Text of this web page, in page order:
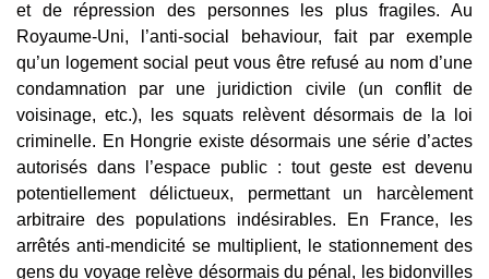
et de répression des personnes les plus fragiles. Au
Royaume-Uni, l’anti-social behaviour, fait par exemple
qu’un logement social peut vous être refusé au nom d’une
condamnation par une juridiction civile (un conflit de
voisinage, etc.), les squats relèvent désormais de la loi
criminelle. En Hongrie existe désormais une série d’actes
autorisés dans l’espace public : tout geste est devenu
potentiellement délictueux, permettant un harcèlement
arbitraire des populations indésirables. En France, les
arrêtés anti-mendicité se multiplient, le stationnement des
gens du voyage relève désormais du pénal, les bidonvilles